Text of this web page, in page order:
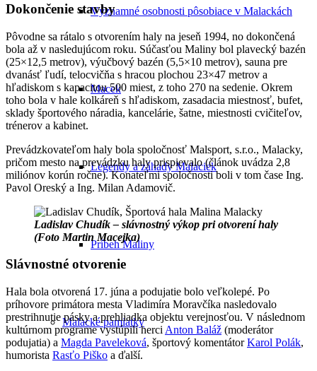
Významné osobnosti pôsobiace v Malackách
Macek
Legendy a záhady Malaciek
Príbeh Maliny
Malacké pamiatky
Dokončenie stavby
Pôvodne sa rátalo s otvorením haly na jeseň 1994, no dokončená
bola až v nasledujúcom roku. Súčasťou Maliny bol plavecký bazén
(25×12,5 metrov), výučbový bazén (5,5×10 metrov), sauna pre
dvanásť ľudí, telocvičňa s hracou plochou 23×47 metrov a
hľadiskom s kapacitou 500 miest, z toho 270 na sedenie. Okrem
toho bola v hale kolkáreň s hľadiskom, zasadacia miestnosť, bufet,
sklady športového náradia, kancelárie, šatne, miestnosti cvičiteľov,
trénerov a kabinet.
Prevádzkovateľom haly bola spoločnosť Malsport, s.r.o., Malacky,
pričom mesto na prevádzku haly prispievalo (článok uvádza 2,8
miliónov korún ročne). Konateľmi spoločnosti boli v tom čase Ing.
Pavol Oreský a Ing. Milan Adamovič.
Ladislav Chudík – slávnostný výkop pri otvorení haly
(Foto Martin Macejka)
Slávnostné otvorenie
Hala bola otvorená 17. júna a podujatie bolo veľkolepé. Po
príhovore primátora mesta Vladimíra Moravčíka nasledovalo
prestrihnutie pásky a prehliadka objektu verejnosťou. V následnom
kultúrnom programe vystúpili herci Anton Baláž (moderátor
podujatia) a Magda Paveleková, športový komentátorKarol Polák,
humorista Rasťo Piško a ďalší.